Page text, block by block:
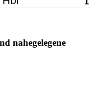
nahegelegene